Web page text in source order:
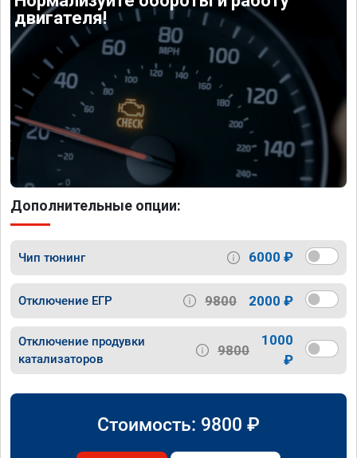
двигателя!
Дополнительные опции:
Чип тюнинг 6000 ₽
Отключение ЕГР 9800 2000 ₽
Отключение продувки
катализаторов
9800
1000
₽
Стоимость: 9800 ₽